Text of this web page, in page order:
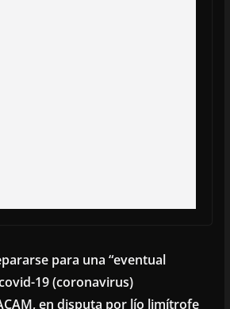
para una “eventual
19 (coronavirus)
en disputa por lío limítrofe